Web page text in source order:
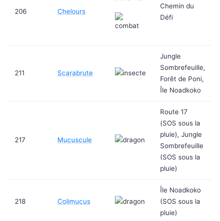
206 Chelours
Chemin du
Défi
211 Scarabrute
Jungle
Sombrefeuille,
Forêt de Poni,
Île Noadkoko
217 Mucuscule
Route 17
(SOS sous la
pluie), Jungle
Sombrefeuille
(SOS sous la
pluie)
218 Colimucus
Île Noadkoko
(SOS sous la
pluie)